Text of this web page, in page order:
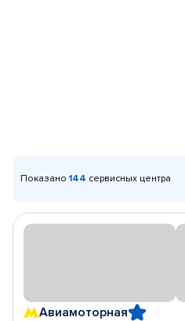
Показано 144 сервисных центра
Авиамоторная